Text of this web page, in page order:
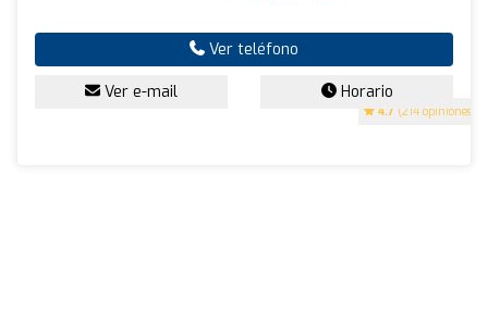
4.7 (214 opiniones)
Ver teléfono
Ver e-mail Horario